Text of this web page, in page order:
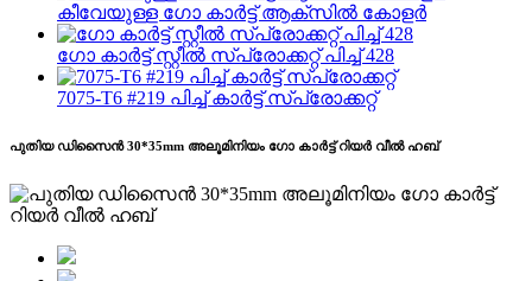
കീവേയുള്ള ഗോ കാർട്ട് ആക്സിൽ കോളർ
ഗോ കാർട്ട് സ്റ്റീൽ സ്പ്രോക്കറ്റ് പിച്ച് 428
7075‐T6 #219 പിച്ച് കാർട്ട് സ്പ്രോക്കറ്റ്
പുതിയ ഡിസൈൻ 30*35mm അലൂമിനിയം ഗോ കാർട്ട് റിയർ വീൽ ഹബ്